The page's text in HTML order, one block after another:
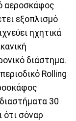
αεροσκάφος
εξοπλισμό
ηχητικά
διάστημα.
Rolling
30
ότι σόναρ